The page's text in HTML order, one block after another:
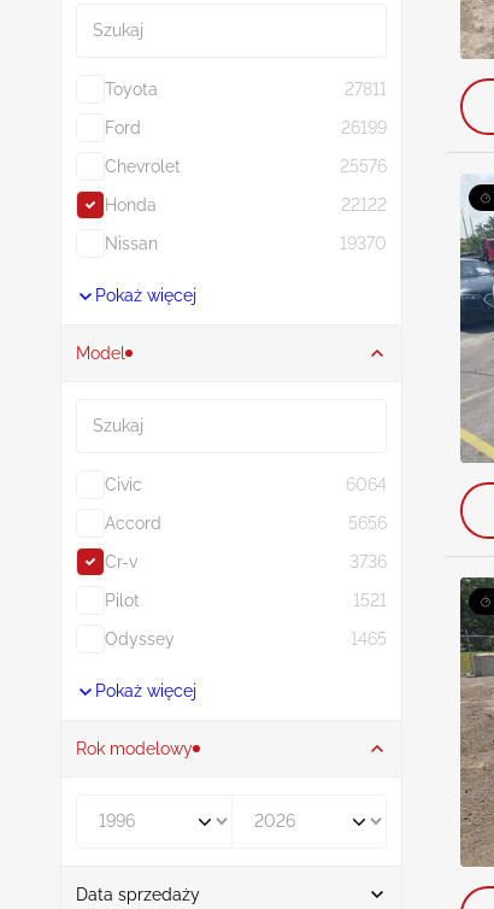
Toyota
27811
Ford
26199
Chevrolet
25576
Honda
22122
Nissan
19370
Pokaż więcej
Model
Civic
6064
Accord
5656
Cr-v
3736
Pilot
1521
Odyssey
1465
Pokaż więcej
Rok modelowy
Data sprzedaży